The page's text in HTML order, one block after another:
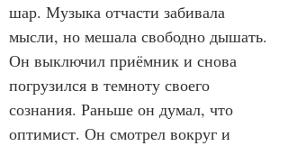
шар. Музыка отчасти забивала
мысли, но мешала свободно дышать.
Он выключил приёмник и снова
погрузился в темноту своего
сознания. Раньше он думал, что
оптимист. Он смотрел вокруг и